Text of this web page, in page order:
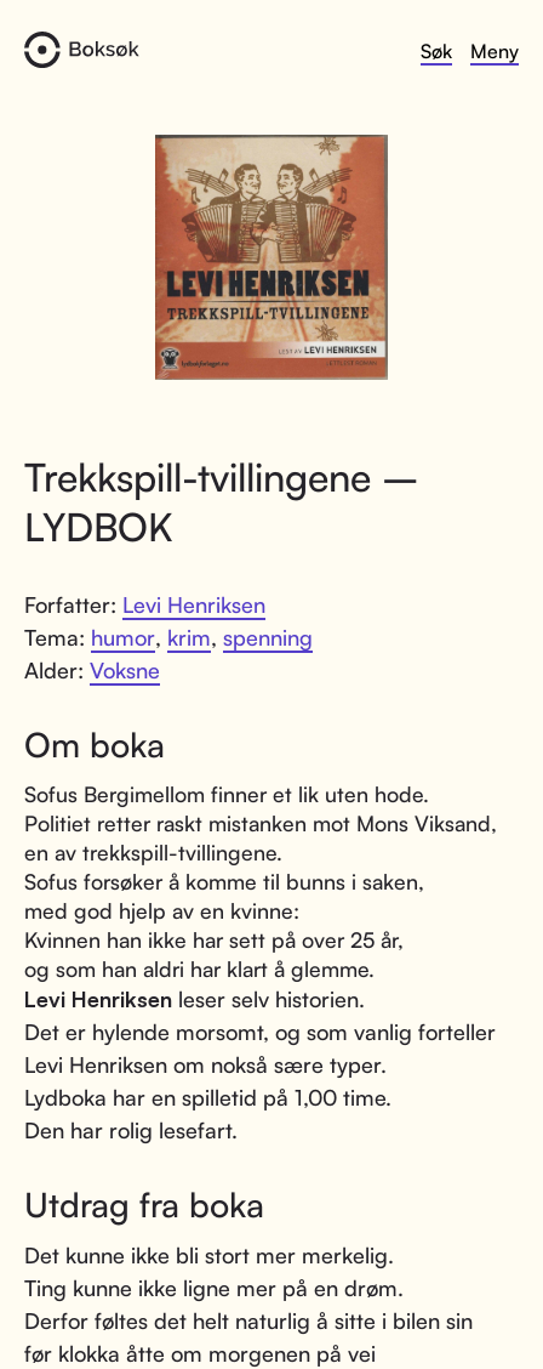
Søk Meny
Trekkspill-tvillingene –
LYDBOK
Forfatter: Levi Henriksen
Tema: humor, krim, spenning
Alder: Voksne
Om boka
Sofus Bergimellom finner et lik uten hode.
Politiet retter raskt mistanken mot Mons Viksand,
en av trekkspill-tvillingene.
Sofus forsøker å komme til bunns i saken,
med god hjelp av en kvinne:
Kvinnen han ikke har sett på over 25 år,
og som han aldri har klart å glemme.
Levi Henriksen leser selv historien.
Det er hylende morsomt, og som vanlig forteller
Levi Henriksen om nokså sære typer.
Lydboka har en spilletid på 1,00 time.
Den har rolig lesefart.
Utdrag fra boka
Det kunne ikke bli stort mer merkelig.
Ting kunne ikke ligne mer på en drøm.
Derfor føltes det helt naturlig å sitte i bilen sin
før klokka åtte om morgenen på vei